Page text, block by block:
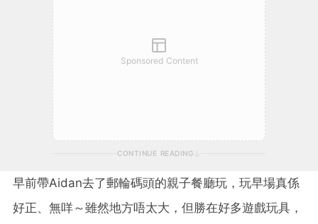
Sponsored Content
CONTINUE READING
早前帶Aidan去了郵輪碼頭的親子餐廳玩，玩早場真係
好正、無咩～雖然地方唔太大，但勝在好多遊戲玩具，